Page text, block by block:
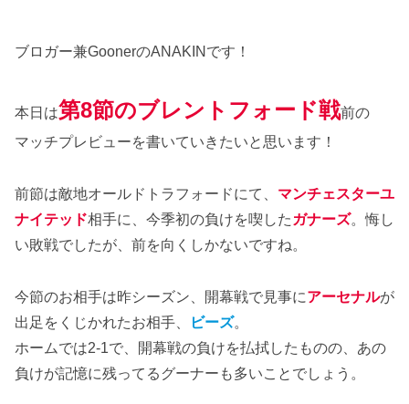
ブロガー兼GoonerのANAKINです！
本日は第8節のブレントフォード戦前の
マッチプレビューを書いていきたいと思います！
前節は敵地オールドトラフォードにて、 マンチェスターユ
ナイテッド相手に、今季初の負けを喫した ガナーズ。悔し
い敗戦でしたが、前を向くしかないですね。
今節のお相手は昨シーズン、開幕戦で見事にアーセナルが
出足をくじかれたお相手、
ビーズ。
ホームでは2-1で、開幕戦の負けを払拭したものの、あの
負けが記憶に残ってるグーナーも多いことでしょう。